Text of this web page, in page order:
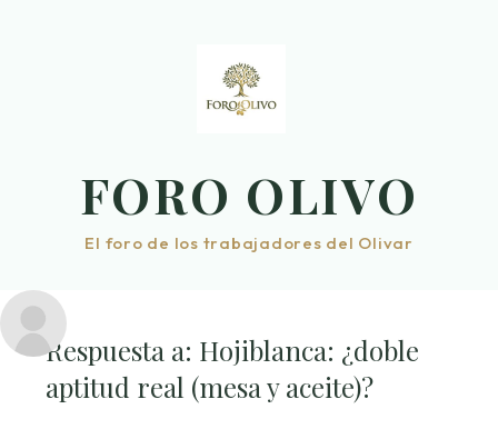
FORO OLIVO
El foro de los trabajadores del Olivar
Respuesta a: Hojiblanca: ¿doble
aptitud real (mesa y aceite)?